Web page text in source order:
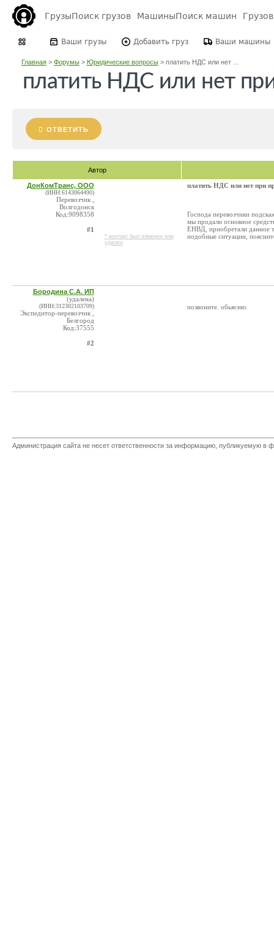
ГрузыПоиск грузов МашиныПоиск машин
Ваши грузы Добавить груз Ваши машины
Главная> Форумы> Юридические вопросы> платить НДС или нет ...
платить НДС или нет
ОТВЕТИТЬ
Автор
ДонКомТранс, ООО
(ИНН:6143064490)
Перевозчик ,
Волгодонск
Код:9098358
#1
* контакт был изменен или
удален
платить НДС или нет при
Господа перевозчики
мы продали основное
ЕНВД, приобретали данное
подобные ситуации,
Бородина С.А. ИП
(удалена)
(ИНН:312302103709)
Экспедитор-перевозчик ,
Белгород
Код:37555
#2
позвоните. обьясню.
Администрация сайта не несет ответственности за информацию, публикуемую